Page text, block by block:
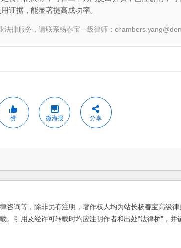
证据，能显著提高成功率。
法律服务，请联系杨春宝一级律师：
赞 微海报 分享
咨询等，除非另有注明，著作权人均为站长杨春宝高级
。引用及经许可转载时均应注明作者和出处"法律桥"，并